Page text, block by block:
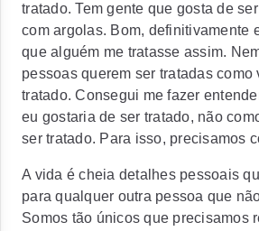
tratado. Tem gente que gosta de
com argolas. Bom, definitivamente
que alguém me tratasse assim.
pessoas querem ser tratadas como
tratado. Consegui me fazer
eu gostaria de ser tratado, não
ser tratado. Para isso, precisamos
A vida é cheia detalhes pessoais
para qualquer outra pessoa que
Somos tão únicos que precisamos